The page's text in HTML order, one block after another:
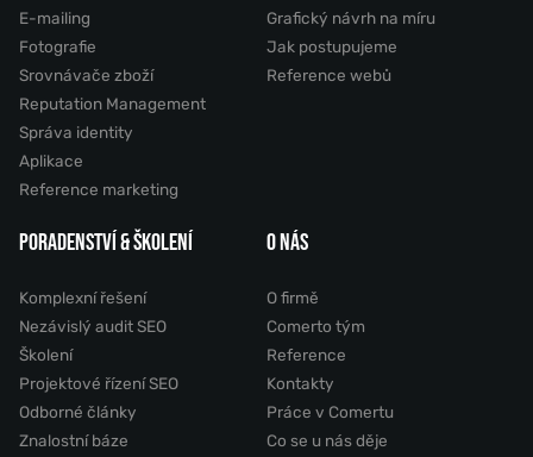
E-mailing
Fotografie
Srovnávače zboží
Reputation Management
Správa identity
Aplikace
Reference marketing
Grafický návrh na míru
Jak postupujeme
Reference webů
PORADENSTVÍ & ŠKOLENÍ
Komplexní řešení
Nezávislý audit SEO
Školení
Projektové řízení SEO
Odborné články
Znalostní báze
O NÁS
O firmě
Comerto tým
Reference
Kontakty
Práce v Comertu
Co se u nás děje